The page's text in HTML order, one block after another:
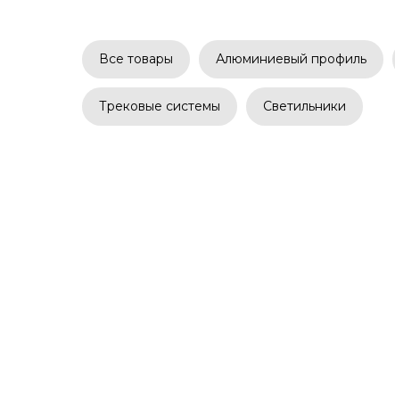
Все товары Алюминиевый профиль
Трековые системы Светильники